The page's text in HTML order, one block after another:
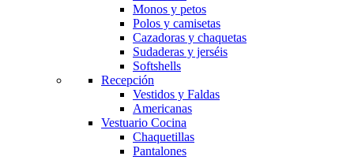
Monos y petos
Polos y camisetas
Cazadoras y chaquetas
Sudaderas y jerséis
Softshells
Recepción
Vestidos y Faldas
Americanas
Vestuario Cocina
Chaquetillas
Pantalones